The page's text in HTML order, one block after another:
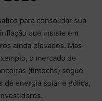
para consolidar sua
que insiste em
ainda elevados. Mas
o mercado de
(fintechs) segue
de energia solar e eólica,